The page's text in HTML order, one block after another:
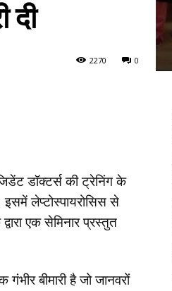
दी
0
2270
डॉक्टर्स की ट्रेनिंग के
लेप्टोस्पायरोसिस से
एक सेमिनार प्रस्तुत
गंभीर बीमारी है जो जानवरों